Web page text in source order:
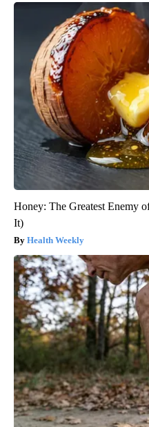
Honey: The Greatest Enemy
It)
Health Weekly